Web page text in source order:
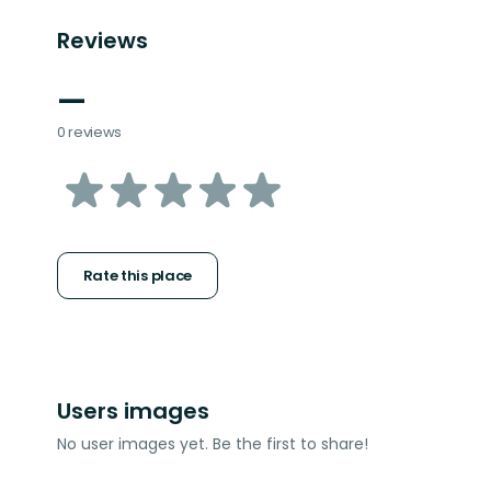
Reviews
—
0 reviews
of
stars
Rate this place
Users images
No user images yet. Be the first to share!